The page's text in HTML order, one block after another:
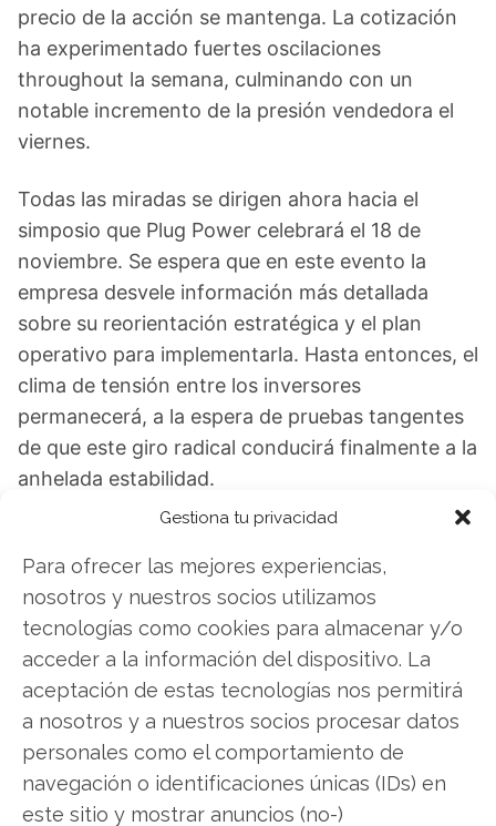
Gestiona tu privacidad
Para ofrecer las mejores experiencias,
nosotros y nuestros socios utilizamos
tecnologías como cookies para almacenar y/o
acceder a la información del dispositivo. La
aceptación de estas tecnologías nos permitirá
a nosotros y a nuestros socios procesar datos
personales como el comportamiento de
navegación o identificaciones únicas (IDs) en
este sitio y mostrar anuncios (no-)
precio de la acción se mantenga. La cotización
ha experimentado fuertes oscilaciones
throughout la semana, culminando con un
notable incremento de la presión vendedora el
viernes.
Todas las miradas se dirigen ahora hacia el
simposio que Plug Power celebrará el 18 de
noviembre. Se espera que en este evento la
empresa desvele información más detallada
sobre su reorientación estratégica y el plan
operativo para implementarla. Hasta entonces, el
clima de tensión entre los inversores
permanecerá, a la espera de pruebas tangentes
de que este giro radical conducirá finalmente a la
anhelada estabilidad.
Análisis de Plug Power del 8 de agosto tiene la
respuesta:
Los últimos resultados de Plug Power son
contundentes: Acción inmediata requerida para
los inversores de Plug Power. ¿Merece la pena
invertir o es momento de vender? En el Análisis
gratuito actual del 8 de agosto descubrirá
exactamente qué hacer.